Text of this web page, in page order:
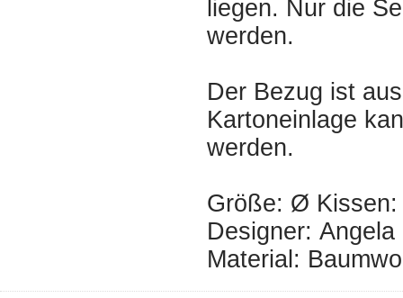
liegen. Nur die
werden.
Der Bezug ist
Kartoneinlage
werden.
Größe: Ø Kissen:
Designer:
Material: